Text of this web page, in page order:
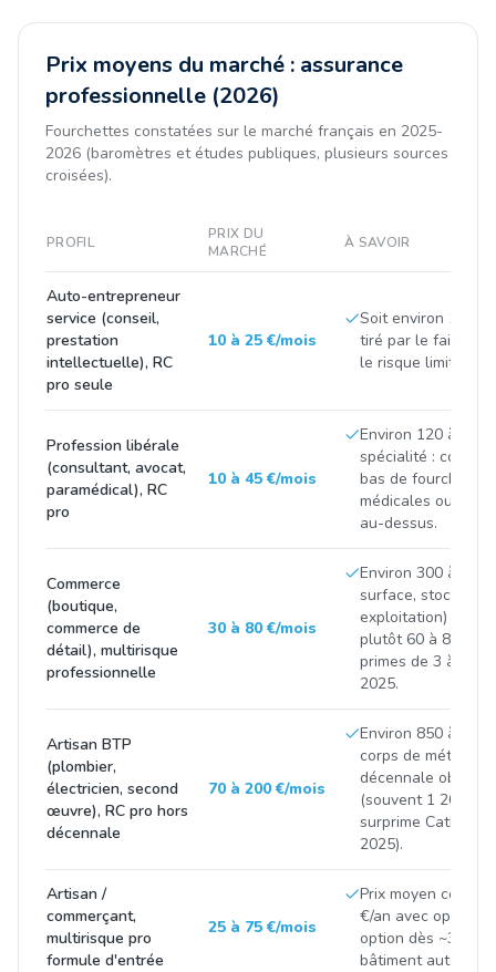
Prix moyens du marché : assurance
professionnelle (2026)
Fourchettes constatées sur le marché français en 2025-
2026 (baromètres et études publiques, plusieurs sources
croisées).
PROFIL
PRIX DU
MARCHÉ
À SAVOIR
Auto-entrepreneur
service (conseil,
prestation
intellectuelle), RC
pro seule
10 à 25 €/mois
Soit environ 100 à
tiré par le faible
le risque limité de
Profession libérale
(consultant, avocat,
paramédical), RC
pro
10 à 45 €/mois
Environ 120 à 500
spécialité :
bas de fourchette,
médicales ou
au-dessus.
Commerce
(boutique,
commerce de
détail), multirisque
professionnelle
30 à 80 €/mois
Environ 300 à 900
surface, stock et
exploitation) ;
plutôt 60 à 85 €/
primes de 3 à 8 %
2025.
Artisan BTP
(plombier,
électricien, second
œuvre), RC pro hors
décennale
70 à 200 €/mois
Environ 850 à 2
corps de métier et
décennale
(souvent 1 200 à
surprime CatNat
2025).
Artisan /
commerçant,
multirisque pro
formule d'entrée
25 à 75 €/mois
Prix moyen
€/an avec options
option dès ~300
bâtiment autour